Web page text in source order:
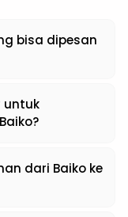
bisa dipesan
untuk
dari Baiko ke